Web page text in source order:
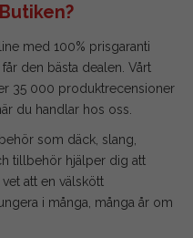
med 100% prisgaranti
den bästa dealen. Vårt
35 000 produktrecensioner
du handlar hos oss.
som däck, slang,
tillbehör hjälper dig att
att en välskött
i många, många år om